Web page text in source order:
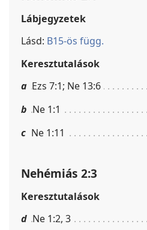
Lábjegyzetek
Lásd: B15-ös függ.
Keresztutalások
a Ezs 7:1; Ne 13:6
b Ne 1:1
c Ne 1:11
Nehémiás 2:3
Keresztutalások
d Ne 1:2, 3